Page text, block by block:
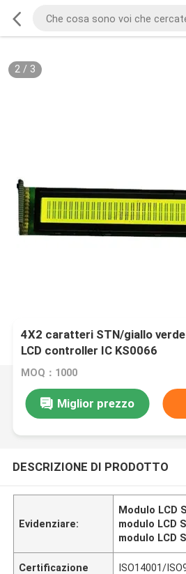
2/ 3
4X2 caratteri STN/giallo
LCD controller IC KS0066
MOQ：1000
Miglior prezzo
DESCRIZIONE DI PRODOTTO
Evidenziare:
Modulo LCD
modulo LCD
modulo LCD
Certificazione ISO14001/